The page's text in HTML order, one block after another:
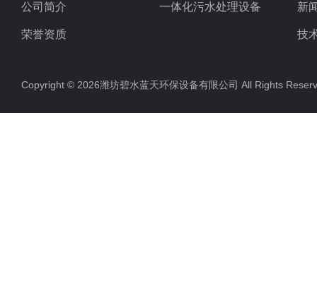
公司简介
荣誉资质
一体化污水处理设备 新
技
Copyright © 2026潍坊碧水蓝天环保设备有限公司 All Rights